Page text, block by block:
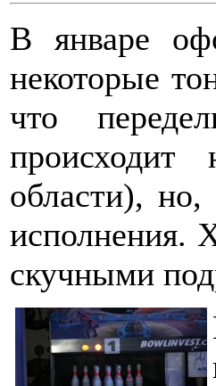
В январе
некоторые
что
происходит
области),
исполнения.
скучными